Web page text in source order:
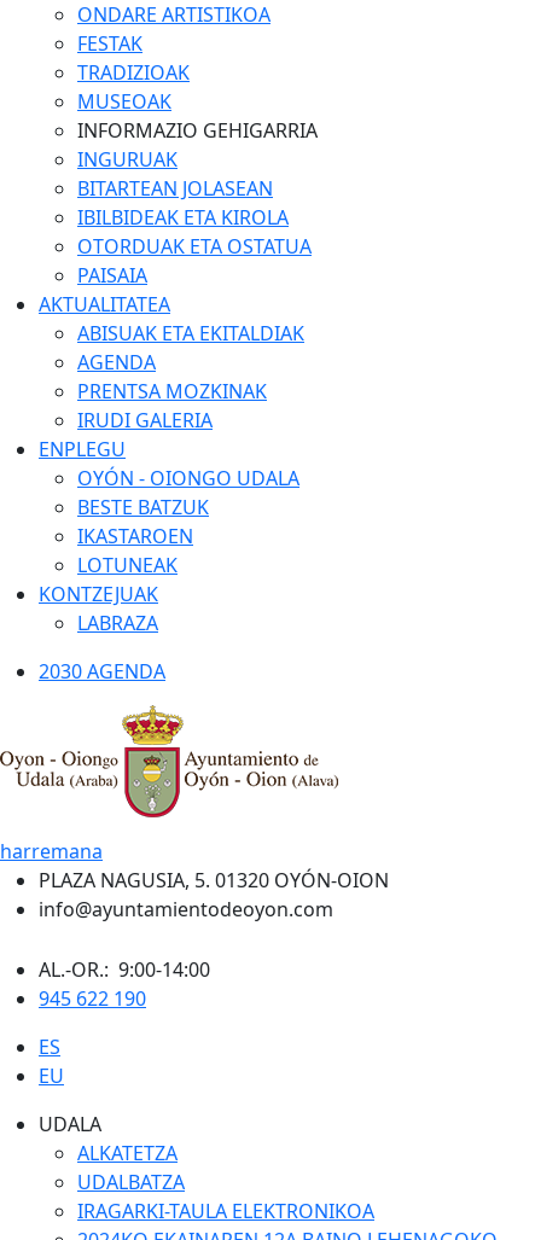
ONDARE ARTISTIKOA
FESTAK
TRADIZIOAK
MUSEOAK
INFORMAZIO GEHIGARRIA
INGURUAK
BITARTEAN JOLASEAN
IBILBIDEAK ETA KIROLA
OTORDUAK ETA OSTATUA
PAISAIA
AKTUALITATEA
ABISUAK ETA EKITALDIAK
AGENDA
PRENTSA MOZKINAK
IRUDI GALERIA
ENPLEGU
OYÓN - OIONGO UDALA
BESTE BATZUK
IKASTAROEN
LOTUNEAK
KONTZEJUAK
LABRAZA
2030 AGENDA
harremana
PLAZA NAGUSIA, 5. 01320 OYÓN-OION
info@ayuntamientodeoyon.com
AL.-OR.: 9:00-14:00
945 622 190
ES
EU
UDALA
ALKATETZA
UDALBATZA
IRAGARKI-TAULA ELEKTRONIKOA